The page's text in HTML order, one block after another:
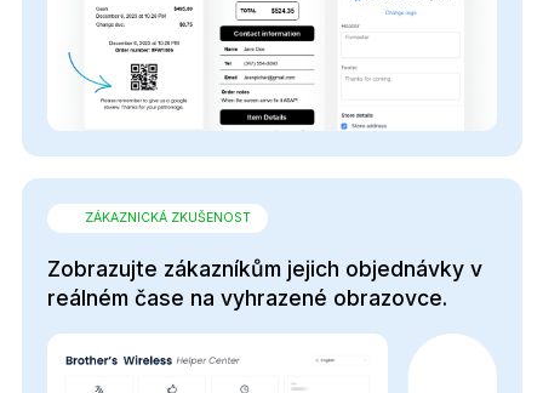
ZÁKAZNICKÁ ZKUŠENOST
Zobrazujte zákazníkům jejich objednávky v
reálném čase na vyhrazené obrazovce.